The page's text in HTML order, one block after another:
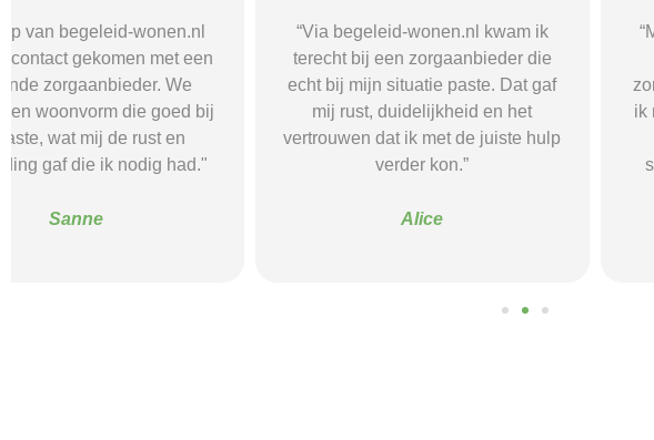
“Via begeleid-wonen.nl kwam ik
terecht bij een zorgaanbieder die
echt bij mijn situatie paste. Dat gaf
mij rust, duidelijkheid en het
vertrouwen dat ik met de juiste hulp
verder kon.”
“Met hulp van begeleid-wonen.nl
vond ik een passende
zorgaanbieder die aansloot bij
ik nodig had. De begeleiding
mij geholpen om weer meer
structuur, overzicht en balans te